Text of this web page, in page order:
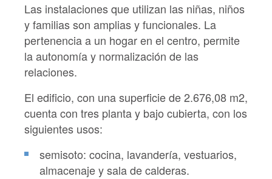
Las instalaciones que utilizan las niñas, niños
y familias son amplias y funcionales. La
pertenencia a un hogar en el centro, permite
la autonomía y normalización de las
relaciones.
El edificio, con una superficie de 2.676,08 m2,
cuenta con tres planta y bajo cubierta, con los
siguientes usos:
semisoto: cocina, lavandería, vestuarios,
almacenaje y sala de calderas.